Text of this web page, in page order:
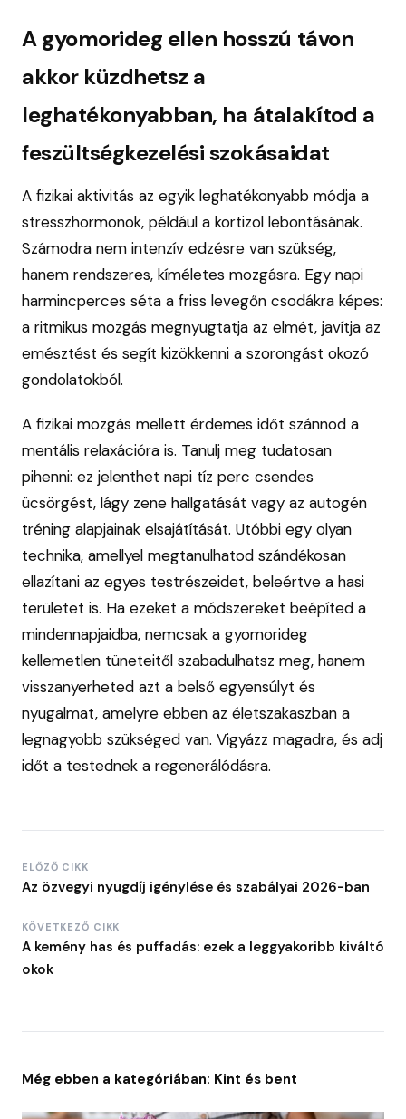
A gyomorideg ellen hosszú távon
akkor küzdhetsz a
leghatékonyabban, ha átalakítod a
feszültségkezelési szokásaidat
A fizikai aktivitás az egyik leghatékonyabb módja a
stresszhormonok, például a kortizol lebontásának.
Számodra nem intenzív edzésre van szükség,
hanem rendszeres, kíméletes mozgásra. Egy napi
harmincperces séta a friss levegőn csodákra képes:
a ritmikus mozgás megnyugtatja az elmét, javítja az
emésztést és segít kizökkenni a szorongást okozó
gondolatokból.
A fizikai mozgás mellett érdemes időt szánnod a
mentális relaxációra is. Tanulj meg tudatosan
pihenni: ez jelenthet napi tíz perc csendes
ücsörgést, lágy zene hallgatását vagy az autogén
tréning alapjainak elsajátítását. Utóbbi egy olyan
technika, amellyel megtanulhatod szándékosan
ellazítani az egyes testrészeidet, beleértve a hasi
területet is. Ha ezeket a módszereket beépíted a
mindennapjaidba, nemcsak a gyomorideg
kellemetlen tüneteitől szabadulhatsz meg, hanem
visszanyerheted azt a belső egyensúlyt és
nyugalmat, amelyre ebben az életszakaszban a
legnagyobb szükséged van. Vigyázz magadra, és adj
időt a testednek a regenerálódásra.
ELŐZŐ CIKK
Az özvegyi nyugdíj igénylése és szabályai 2026-ban
KÖVETKEZŐ CIKK
A kemény has és puffadás: ezek a leggyakoribb kiváltó
okok
Még ebben a kategóriában: Kint és bent